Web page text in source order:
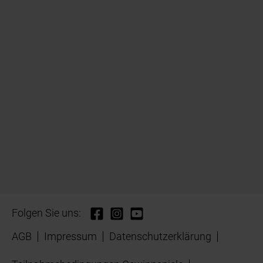
Folgen Sie uns:
AGB
Impressum Datenschutzerklärung